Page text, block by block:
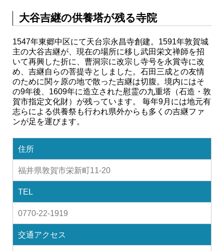
大谷吉継の供養塔が残る寺院
1547年東郷中区にて天台宗永昌寺創建。1591年敦賀城
主の大谷吉継が、現在の場所に移し武田栄文禅師を招
いて再興した折に、曹洞宗に改宗し寺号を永賞寺に改
め、吉継自らの菩提寺としました。石田三成との友情
のために関ヶ原の地で散った吉継は切腹。境内にはそ
の9年後、1609年に造立された慰霊の九重塔（石造・敦
賀市指定文化財）が残っています。 毎年9月には地元有
志らによる供養祭も行われ県外からも多くの吉継ファ
ンが足を運びます。
住所
福井県敦賀市栄新町11-20
TEL
0770-22-1919
交通アクセス